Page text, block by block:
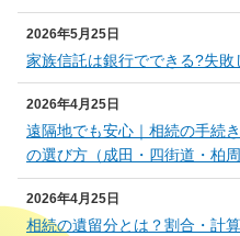
家族信託は銀行でできる?失
2026年5月25日
遠隔地でも安心｜相続の手続
の選び方（成田・四街道・柏周
2026年4月25日
相続の遺留分とは？割合・計
2026年4月25日